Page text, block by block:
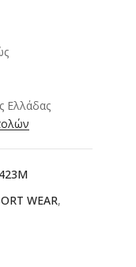
Ελλάδας
WEAR,